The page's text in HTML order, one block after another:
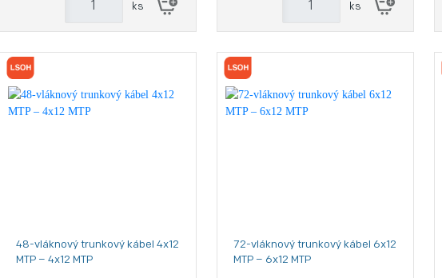
ks ks
48-vláknový trunkový kábel 4x12
MTP – 4x12 MTP
72-vláknový trunkový kábel 6x12
MTP – 6x12 MTP